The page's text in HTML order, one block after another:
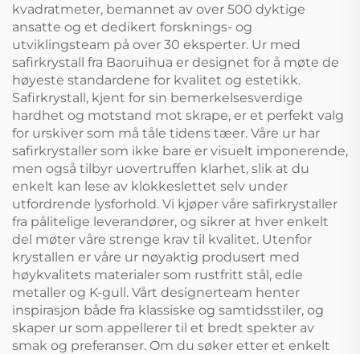
kvadratmeter, bemannet av over 500 dyktige
ansatte og et dedikert forsknings- og
utviklingsteam på over 30 eksperter. Ur med
safirkrystall fra Baoruihua er designet for å møte de
høyeste standardene for kvalitet og estetikk.
Safirkrystall, kjent for sin bemerkelsesverdige
hardhet og motstand mot skrape, er et perfekt valg
for urskiver som må tåle tidens tæer. Våre ur har
safirkrystaller som ikke bare er visuelt imponerende,
men også tilbyr uovertruffen klarhet, slik at du
enkelt kan lese av klokkeslettet selv under
utfordrende lysforhold. Vi kjøper våre safirkrystaller
fra pålitelige leverandører, og sikrer at hver enkelt
del møter våre strenge krav til kvalitet. Utenfor
krystallen er våre ur nøyaktig produsert med
høykvalitets materialer som rustfritt stål, edle
metaller og K-gull. Vårt designerteam henter
inspirasjon både fra klassiske og samtidsstiler, og
skaper ur som appellerer til et bredt spekter av
smak og preferanser. Om du søker etter et enkelt